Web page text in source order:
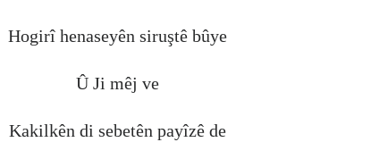
Hogirî henaseyên siruştê bûye
Û Ji mêj ve
Kakilkên di sebetên payîzê de